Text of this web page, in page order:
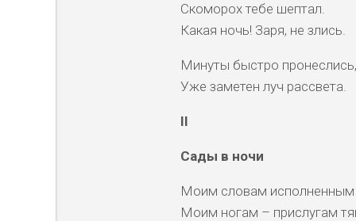
Скоморох тебе шептал.
Какая ночь! Заря, не злись.
Минуты быстро пронеслись,
Уже заметен луч рассвета.
II
Сады в ночи
Моим словам исполненным
Моим ногам – прислугам